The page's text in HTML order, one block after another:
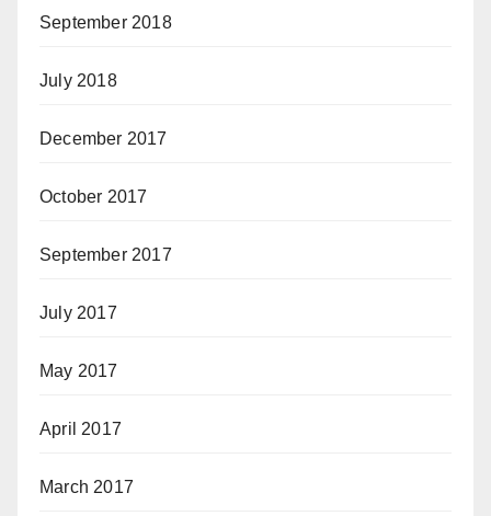
September 2018
July 2018
December 2017
October 2017
September 2017
July 2017
May 2017
April 2017
March 2017